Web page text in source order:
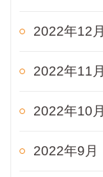
2022年12月
2022年11月
2022年10月
2022年9月